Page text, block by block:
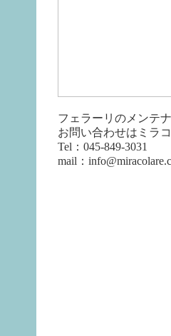
フェラーリのメンテ
お問い合わせはミラ
Tel：045-849-3031
mail：